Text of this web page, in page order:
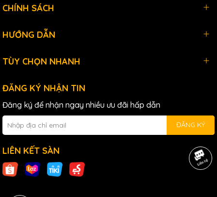
CHÍNH SÁCH
HƯỚNG DẪN
TÙY CHỌN NHANH
ĐĂNG KÝ NHẬN TIN
Đăng ký để nhận ngay nhiều ưu đãi hấp dẫn
ĐĂNG KÝ
LIÊN KẾT SÀN